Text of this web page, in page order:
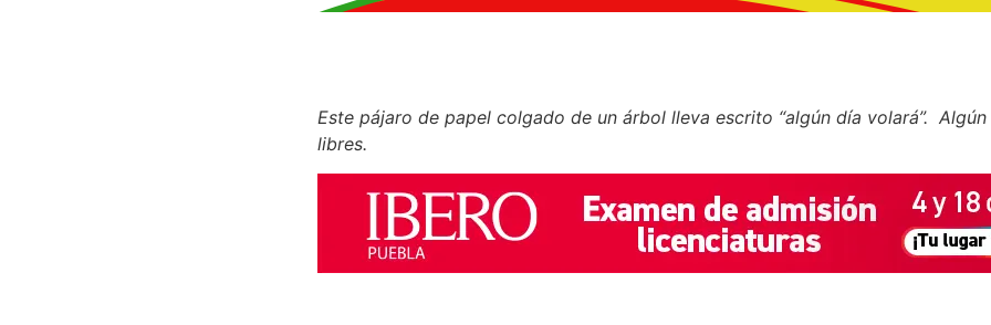
Este pájaro de papel colgado de un árbol lleva escrito “algún día volará”.
libres.